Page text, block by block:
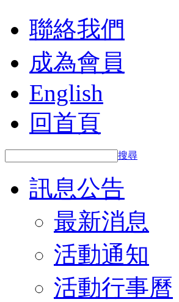
聯絡我們
成為會員
English
回首頁
搜尋
訊息公告
最新消息
活動通知
活動行事曆